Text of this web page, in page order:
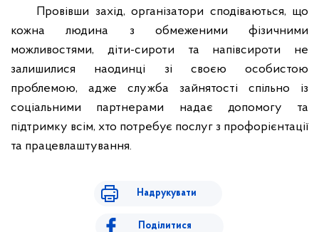
Провівши захід, організатори сподіваються, що
кожна людина з обмеженими фізичними
можливостями, діти-сироти та напівсироти не
залишилися наодинці зі своєю особистою
проблемою, адже служба зайнятості спільно із
соціальними партнерами надає допомогу та
підтримку всім, хто потребує послуг з профорієнтації
та працевлаштування.
Надрукувати
Поділитися